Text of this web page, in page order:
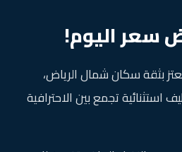
سعر اليوم!
بثقة سكان شمال الرياض،
استثنائية تجمع بين الاحترافية